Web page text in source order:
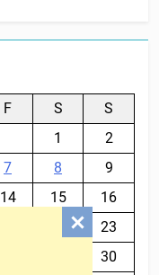
F S
S
1
2
7 8
9
14 15
16
23
30